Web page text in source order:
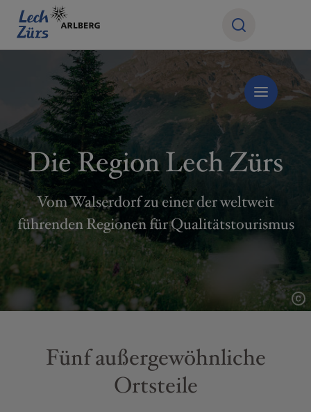
Die Region Lech Zürs
Vom Walserdorf zu einer der weltweit
führenden Regionen für Qualitätstourismus
Fünf außergewöhnliche
Ortsteile